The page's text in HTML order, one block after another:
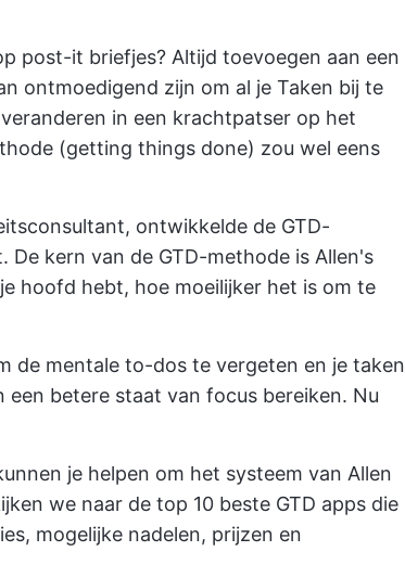
post-it briefjes? Altijd toevoegen aan een
ontmoedigend zijn om al je Taken bij te
in een krachtpatser op het
(getting things done) zou wel eens
ontwikkelde de GTD-
kern van de GTD-methode is Allen's
hoofd hebt, hoe moeilijker het is om te
de mentale to-dos te vergeten en je taken
een betere staat van focus bereiken. Nu
je helpen om het systeem van Allen
we naar de top 10 beste GTD apps die
mogelijke nadelen, prijzen en